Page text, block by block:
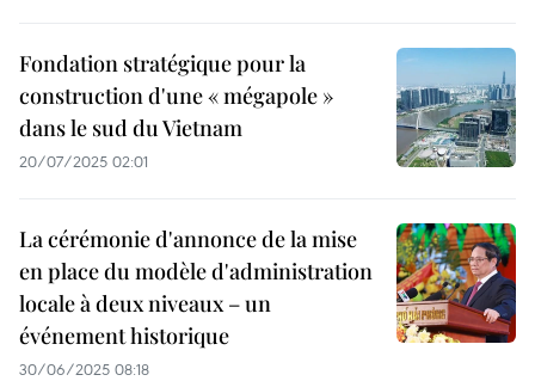
Fondation stratégique pour la
construction d'une « mégapole »
dans le sud du Vietnam
20/07/2025 02:01
La cérémonie d'annonce de la mise
en place du modèle d'administration
locale à deux niveaux – un
événement historique
30/06/2025 08:18